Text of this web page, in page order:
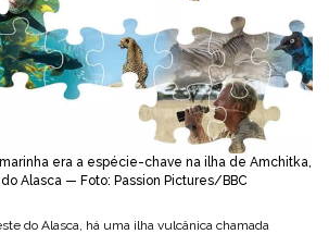
era a espécie-chave na ilha de Amchitka,
Alasca — Foto: Passion Pictures/BBC
do Alasca, há uma ilha vulcânica chamada